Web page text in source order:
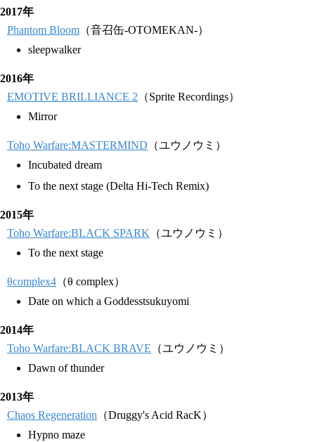
2017年
Phantom Bloom （音召缶-OTOMEKAN-）
sleepwalker
2016年
EMOTIVE BRILLIANCE 2 （Sprite Recordings）
Mirror
Toho Warfare:MASTERMIND （ユウノウミ）
Incubated dream
To the next stage (Delta Hi-Tech Remix)
2015年
Toho Warfare:BLACK SPARK （ユウノウミ）
To the next stage
θcomplex4 （θ complex）
Date on which a Goddesstsukuyomi
2014年
Toho Warfare:BLACK BRAVE （ユウノウミ）
Dawn of thunder
2013年
Chaos Regeneration （Druggy's Acid RacK）
Hypno maze